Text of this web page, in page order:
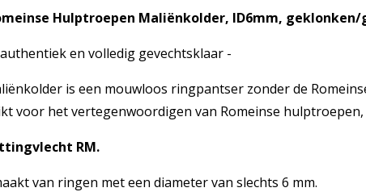
Hulptroepen Maliënkolder, ID6mm,
en volledig gevechtsklaar -
is een mouwloos ringpantser zonder de
voor het vertegenwoordigen van Romeinse
RM.
van ringen met een diameter van slechts 6 mm.